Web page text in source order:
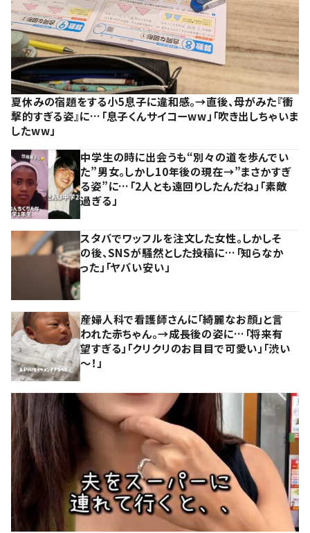
夏休みの宿題をする小5息子に違和感。→直後、母がみた『衝
撃的すぎる姿』に…「息子くんサイコーww」「吹き出しちゃいま
したww」
中学生の時に出会うも“別々の道を歩んでい
た”男女。しかし10年後の現在→”まさかすぎ
る姿”に…「2人とも遠回りしたんだね」「素敵
過ぎる」
スタバでワッフルを注文した女性。しかしそ
の後、SNSが騒然とした投稿に…「知らなか
った」「ヤバい安い」
産婦人科で看護師さんに「綺麗なお顔」と言
われた赤ちゃん。→成長後の姿に…「将来有
望すぎる」「クリクリのお目目で可愛い」「渋い
～！」